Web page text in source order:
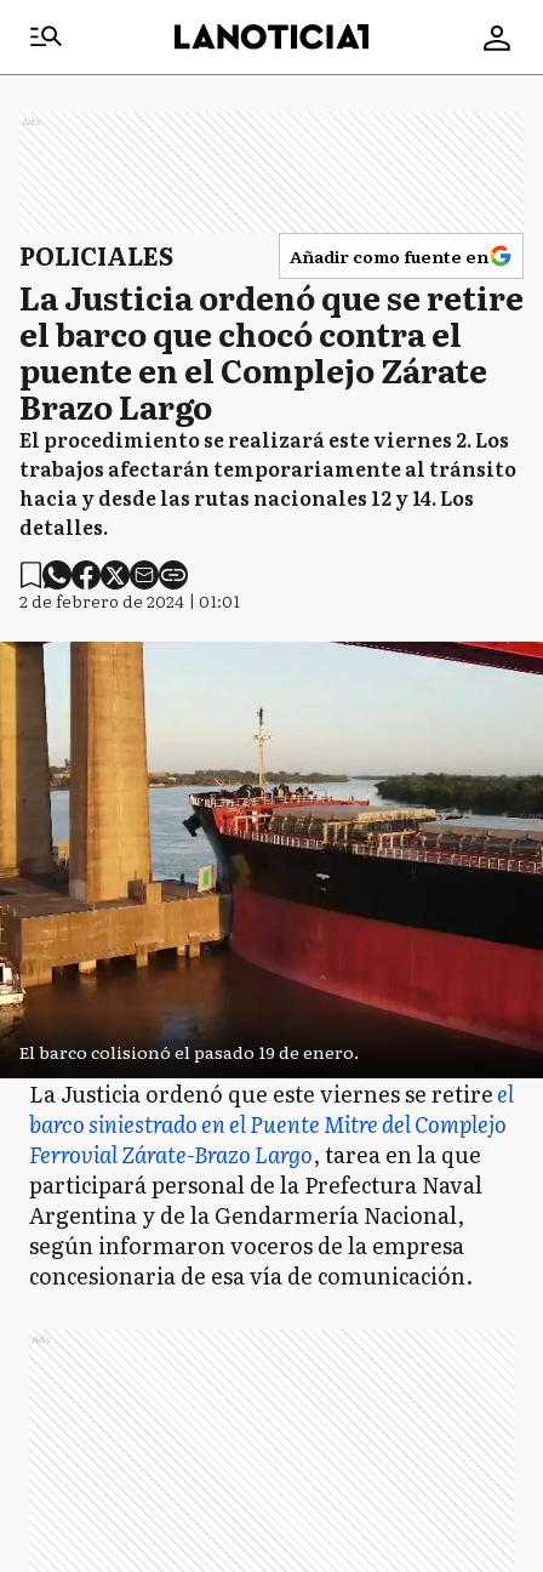
Ads
POLICIALES Añadir como fuente en
La Justicia ordenó que se retire
el barco que chocó contra el
puente en el Complejo Zárate
Brazo Largo
El procedimiento se realizará este viernes 2. Los
trabajos afectarán temporariamente al tránsito
hacia y desde las rutas nacionales 12 y 14. Los
detalles.
2 de febrero de 2024 | 01:01
El barco colisionó el pasado 19 de enero.
La Justicia ordenó que este viernes se retireel
barco siniestrado en el Puente Mitre del Complejo
Ferrovial Zárate-Brazo Largo, tarea en la que
participará personal de la Prefectura Naval
Argentina y de la Gendarmería Nacional,
según informaron voceros de la empresa
concesionaria de esa vía de comunicación.
Ads